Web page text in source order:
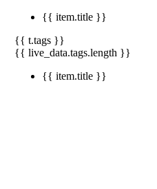
{{ item.title }}
{{ t.tags }}
{{ live_data.tags.length }}
{{ item.title }}